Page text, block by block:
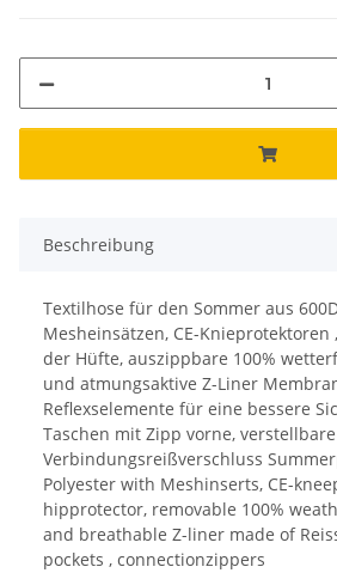
Beschreibung
Textilhose für den Sommer aus
Mesheinsätzen, CE-Knieprotektoren
der Hüfte, auszippbare 100%
und atmungsaktive Z-Liner
Reflexselemente für eine bessere
Taschen mit Zipp vorne,
Verbindungsreißverschluss
Polyester with Meshinserts, CE-
hipprotector, removable 100%
and breathable Z-liner made of
pockets , connectionzippers